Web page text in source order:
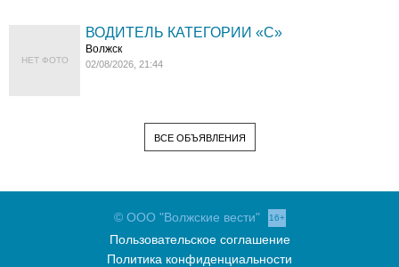
НЕТ ФОТО
ВОДИТЕЛЬ КАТЕГОРИИ «C»
Волжск
02/08/2026, 21:44
ВСЕ ОБЪЯВЛЕНИЯ
© ООО "Волжские вести" 16+
Пользовательское соглашение
Политика конфиденциальности